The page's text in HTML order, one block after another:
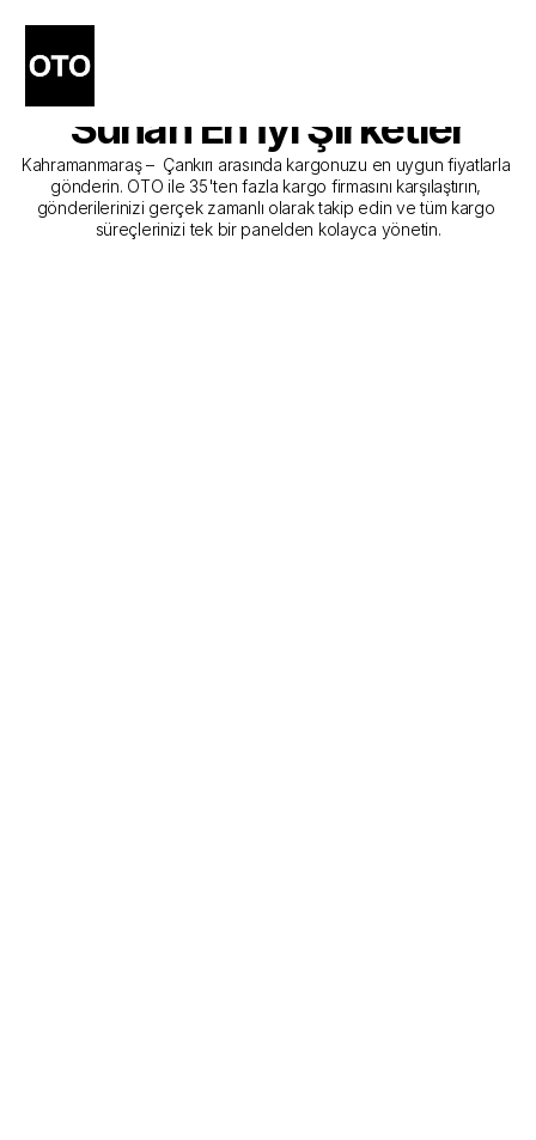
Kahramanmaraş - Çankırı
Kargo Gönderim Hizmeti
Sunan En İyi Şirketler
Kahramanmaraş –  Çankırı arasında kargonuzu en uygun fiyatlarla
gönderin. OTO ile 35'ten fazla kargo firmasını karşılaştırın,
gönderilerinizi gerçek zamanlı olarak takip edin ve tüm kargo
süreçlerinizi tek bir panelden kolayca yönetin.